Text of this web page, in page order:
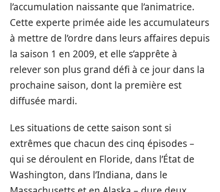
l’accumulation naissante que l’animatrice.
Cette experte primée aide les accumulateurs
à mettre de l’ordre dans leurs affaires depuis
la saison 1 en 2009, et elle s’apprête à
relever son plus grand défi à ce jour dans la
prochaine saison, dont la première est
diffusée mardi.
Les situations de cette saison sont si
extrêmes que chacun des cinq épisodes –
qui se déroulent en Floride, dans l’État de
Washington, dans l’Indiana, dans le